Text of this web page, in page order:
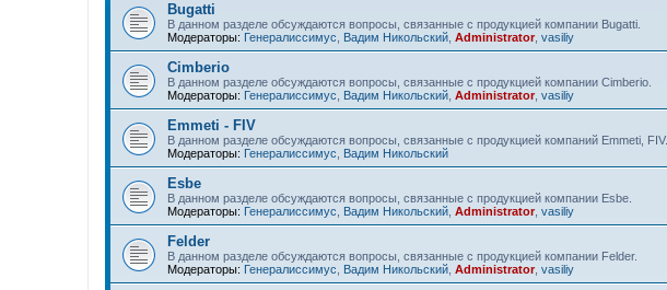
Bugatti
В данном разделе обсуждаются вопросы, связанные с продукцией компании Bugatti.
Модераторы: Генералиссимус Вадим Никольский Administrator, vasiliy
Cimberio
В данном разделе обсуждаются вопросы, связанные с продукцией компании Cimberio.
Модераторы: Генералиссимус Вадим Никольский Administrator, vasiliy
Emmeti - FIV
В данном разделе обсуждаются вопросы, связанные с продукцией компаний Emmeti, FIV.
Модераторы: Генералиссимус Вадим Никольский
Esbe
В данном разделе обсуждаются вопросы, связанные с продукцией компании Esbe.
Модераторы: Генералиссимус Вадим Никольский Administrator, vasiliy
Felder
В данном разделе обсуждаются вопросы, связанные с продукцией компании Felder.
Модераторы: Генералиссимус Вадим Никольский Administrator, vasiliy